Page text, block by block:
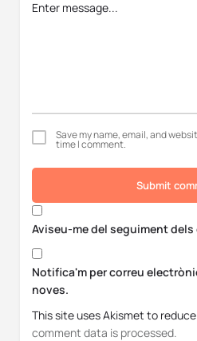
Save my name, email, and
time I comment.
Submit
Aviseu-me del seguiment
Notifica'm per correu
noves.
This site uses Akismet to
comment data is processed.